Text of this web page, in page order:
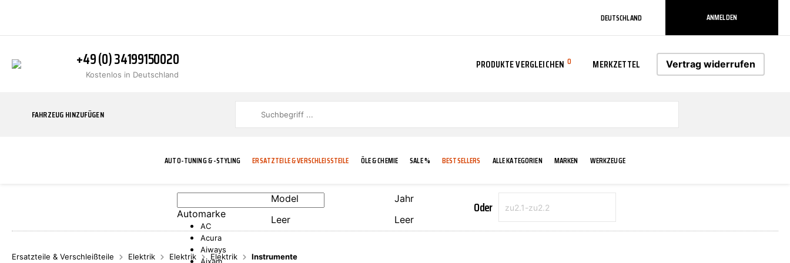
DEUTSCHLAND ANMELDEN
+49 (0) 34199150020
Kostenlos in Deutschland
PRODUKTE VERGLEICHEN 0 MERKZETTEL Vertrag widerrufen
FAHRZEUG HINZUFÜGEN
AUTO-TUNING & -STYLING ERSATZTEILE & VERSCHLEISSTEILE ÖLE & CHEMIE SALE % BESTSELLERS ALLE KATEGORIEN MARKEN WERKZEUGE
KÜHLERGRILL
VERBREITERUNG
CARCARE ELEKTRIK
BREMSFLÜSSIGKEIT FROSTSCHUTZ TECHNIK & WARTUNG
ADDINOL AS-PL
Automarke
AC
Acura
Aiways
Model
Leer
Jahr
Leer
Oder
Ersatzteile & Verschleißteile Elektrik Elektrik Elektrik Instrumente